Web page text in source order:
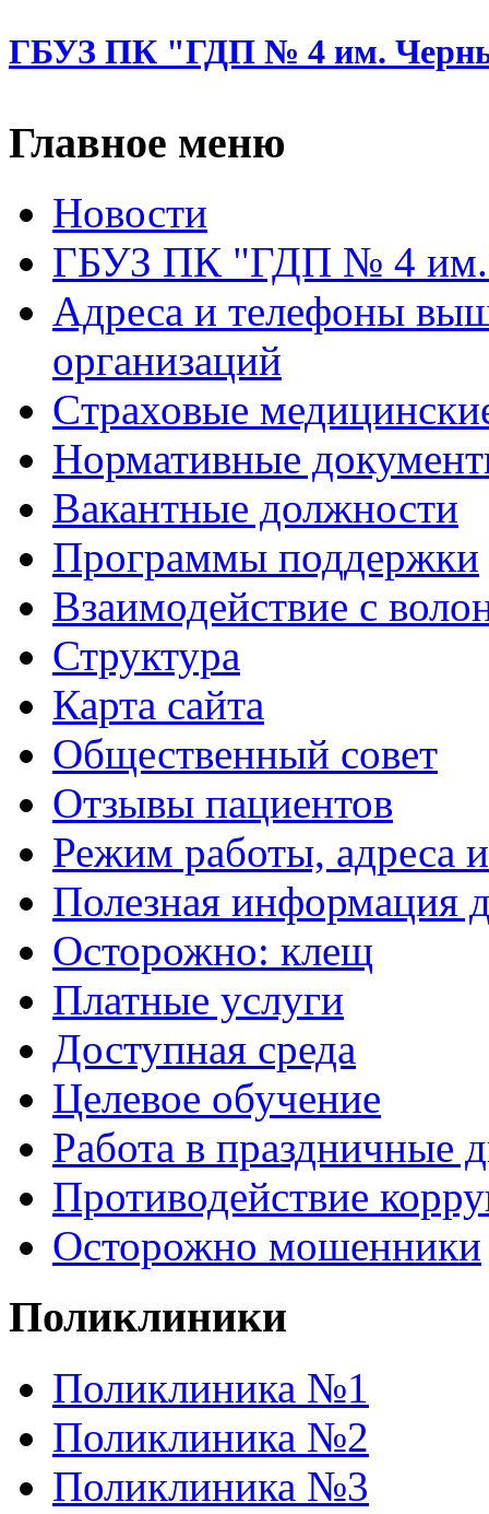
ГБУЗ ПК "ГДП № 4 им.
Главное меню
Новости
ГБУЗ ПК "ГДП № 4
Адреса и телефоны
организаций
Cтраховые
Нормативные
Вакантные должности
Программы поддержки
Взаимодействие с
Структура
Карта сайта
Общественный совет
Отзывы пациентов
Режим работы, адреса
Полезная информация
Осторожно: клещ
Платные услуги
Доступная среда
Целевое обучение
Работа в праздничные
Противодействие
Осторожно мошенники
Поликлиники
Поликлиника №1
Поликлиника №2
Поликлиника №3